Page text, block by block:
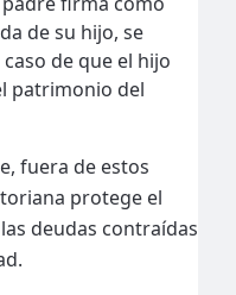
de su hijo, se
de que el hijo
patrimonio del
fuera de estos
protege el
deudas contraídas